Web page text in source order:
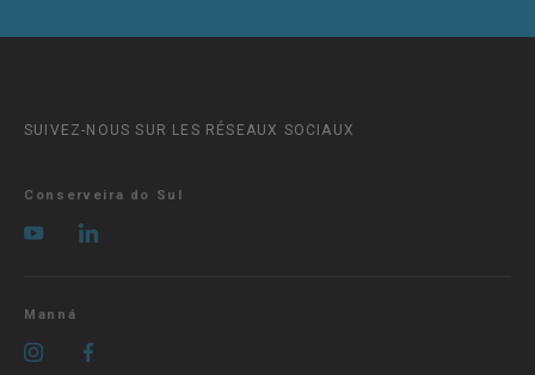
SUIVEZ-NOUS SUR LES RÉSEAUX SOCIAUX
Conserveira do Sul
Manná